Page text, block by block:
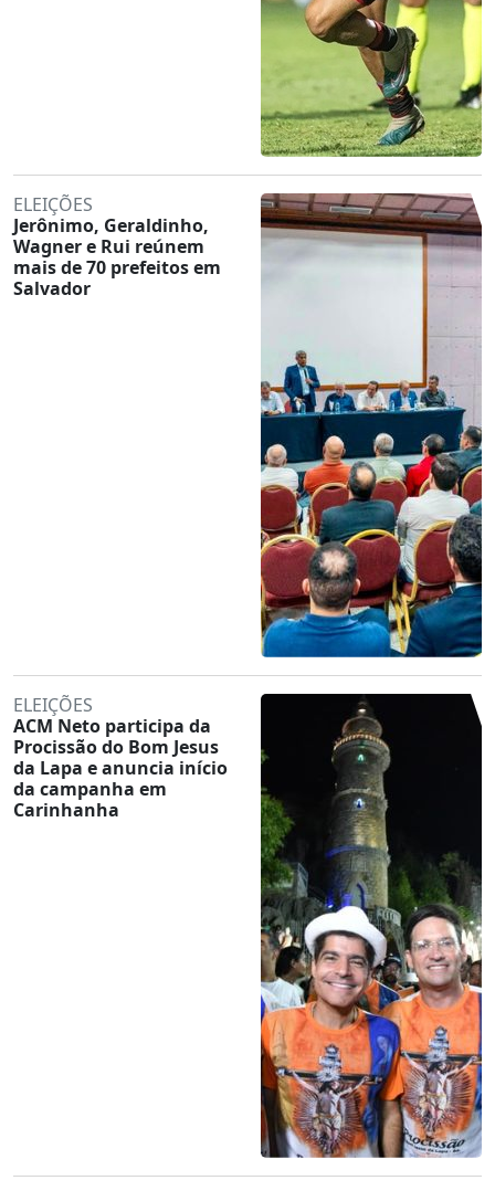
ELEIÇÕES
Jerônimo, Geraldinho,
Wagner e Rui reúnem
mais de 70 prefeitos em
Salvador
ELEIÇÕES
ACM Neto participa da
Procissão do Bom Jesus
da Lapa e anuncia início
da campanha em
Carinhanha